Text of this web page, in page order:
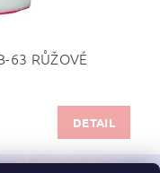
63 RŮŽOVÉ
DETAIL